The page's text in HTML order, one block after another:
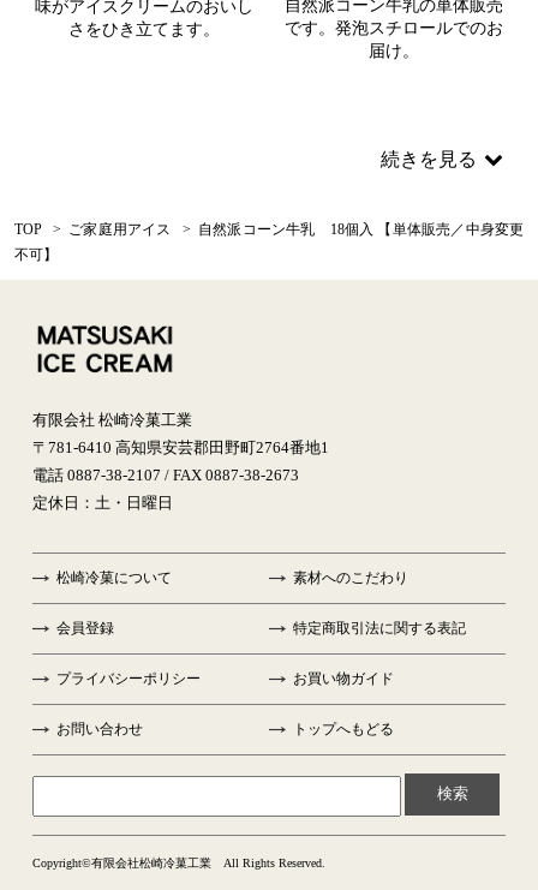
味がアイスクリームのおいし
さをひき立てます。
自然派コーン牛乳の単体販売
です。発泡スチロールでのお
届け。
続きを見る
TOP > ご家庭用アイス > 自然派コーン牛乳 18個入 【単体販売／中身変更
不可】
有限会社 松崎冷菓工業
〒781-6410 高知県安芸郡田野町2764番地1
電話 0887-38-2107 / FAX 0887-38-2673
定休日：土・日曜日
松崎冷菓について 素材へのこだわり
会員登録 特定商取引法に関する表記
プライバシーポリシー お買い物ガイド
お問い合わせ トップへもどる
検索
Copyright©有限会社松崎冷菓工業 All Rights Reserved.